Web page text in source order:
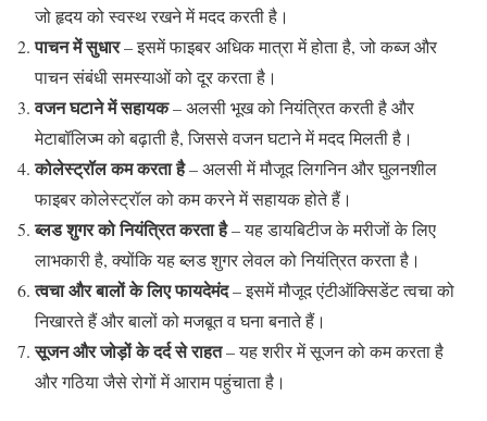
जो हृदय को स्वस्थ रखने में मदद करती है।
पाचन में सुधार– इसमें फाइबर अधिक मात्रा में होता है, जो कब्ज और
पाचन संबंधी समस्याओं को दूर करता है।
वजन घटाने में सहायक– अलसी भूख को नियंत्रित करती है और
मेटाबॉलिज्म को बढ़ाती है, जिससे वजन घटाने में मदद मिलती है।
कोलेस्ट्रॉल कम करता है– अलसी में मौजूद लिगनिन और घुलनशील
फाइबर कोलेस्ट्रॉल को कम करने में सहायक होते हैं।
ब्लड शुगर को नियंत्रित करता है– यह डायबिटीज के मरीजों के लिए
लाभकारी है, क्योंकि यह ब्लड शुगर लेवल को नियंत्रित करता है।
त्वचा और बालों के लिए फायदेमंद– इसमें मौजूद एंटीऑक्सिडेंट त्वचा को
निखारते हैं और बालों को मजबूत व घना बनाते हैं।
सूजन और जोड़ों के दर्द से राहत– यह शरीर में सूजन को कम करता है
और गठिया जैसे रोगों में आराम पहुंचाता है।